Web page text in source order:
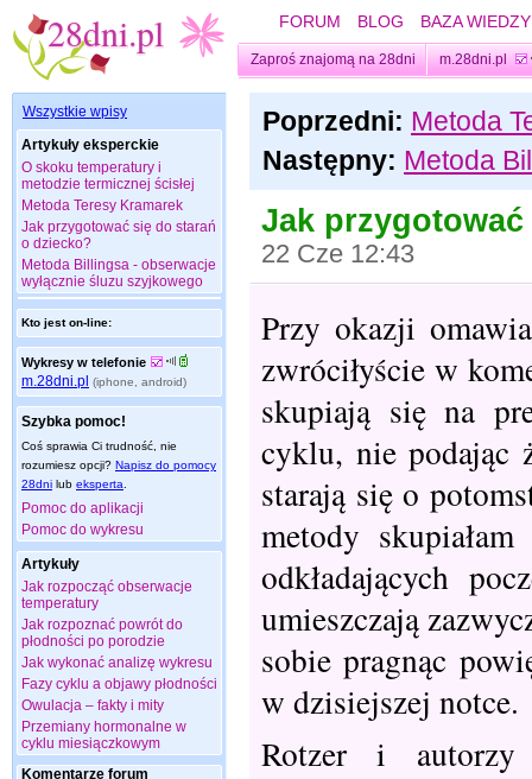
FORUM BLOG BAZA WIEDZY
Zaproś znajomą na 28dni m.28dni.pl
Wszystkie wpisy
Artykuły eksperckie
O skoku temperatury i
metodzie termicznej ścisłej
Metoda Teresy Kramarek
Jak przygotować się do starań
o dziecko?
Metoda Billingsa - obserwacje
wyłącznie śluzu szyjkowego
Kto jest on-line:
Wykresy w telefonie
m.28dni.pl (iphone, android)
Szybka pomoc!
Coś sprawia Ci trudność, nie
rozumiesz opcji? Napisz do pomocy
28dni lub eksperta
Pomoc do aplikacji
Pomoc do wykresu
Artykuły
Jak rozpocząć obserwacje
temperatury
Jak rozpoznać powrót do
płodności po porodzie
Jak wykonać analizę wykresu
Fazy cyklu a objawy płodności
Owulacja – fakty i mity
Przemiany hormonalne w
cyklu miesiączkowym
Komentarze forum
Poprzedni: Metoda
Następny: Metoda
Jak
22 Cze 12:43
Przy okazji
zwróciłyście w
skupiają się na
cyklu, nie podając
starają się o
metody
odkładających
umieszczają
sobie pragnąc
w dzisiejszej notce.
Rotzer i autorzy